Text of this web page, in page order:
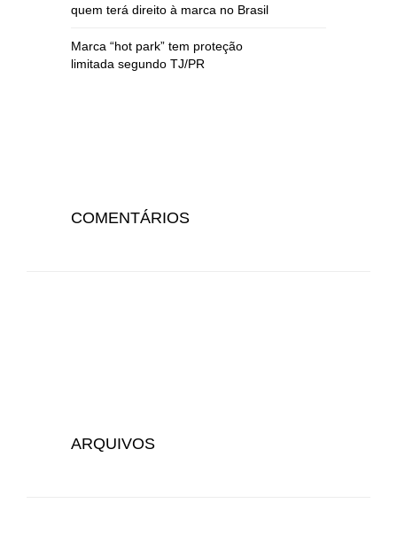
quem terá direito à marca no Brasil
Marca “hot park” tem proteção
limitada segundo TJ/PR
COMENTÁRIOS
ARQUIVOS